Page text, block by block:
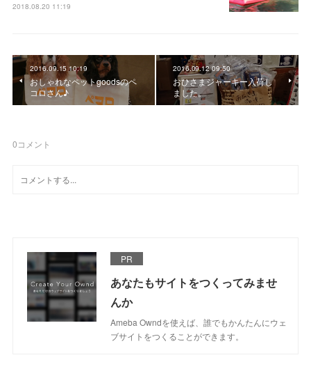
2018.08.20 11:19
2016.09.15 10:19
おしゃれなペットgoodsのペ
コロさん♪
2016.09.12 09:50
おひさまジャーキー入荷し
ました。
0コメント
PR
あなたもサイトをつくってみませ
んか
Ameba Owndを使えば、誰でもかんたんにウェ
ブサイトをつくることができます。